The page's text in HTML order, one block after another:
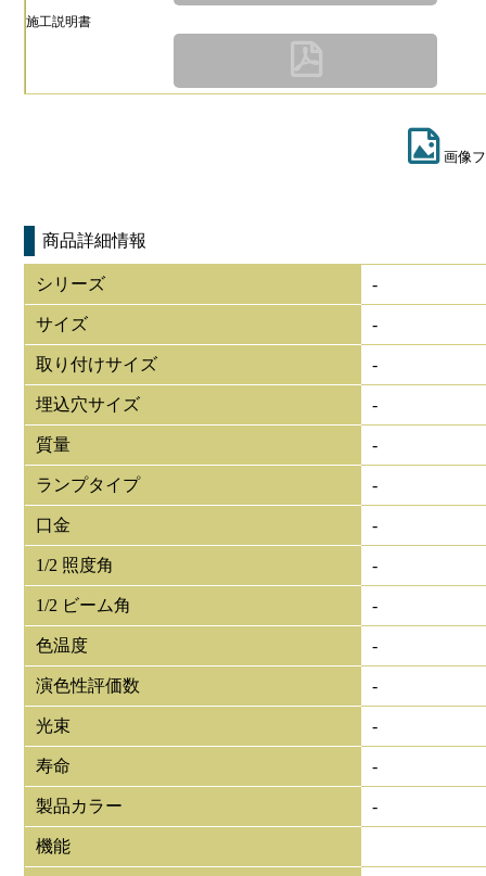
施工説明書
画像
商品詳細情報
シリーズ -
サイズ -
取り付けサイズ -
埋込穴サイズ -
質量 -
ランプタイプ -
口金 -
1/2 照度角 -
1/2 ビーム角 -
色温度 -
演色性評価数 -
光束 -
寿命 -
製品カラー -
機能